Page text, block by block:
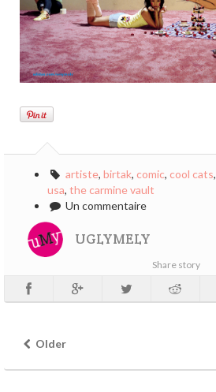
artiste, birtak, comic, cool cats,
usa, the carmine vault
Un commentaire
UGLYMELY
Share story
Older